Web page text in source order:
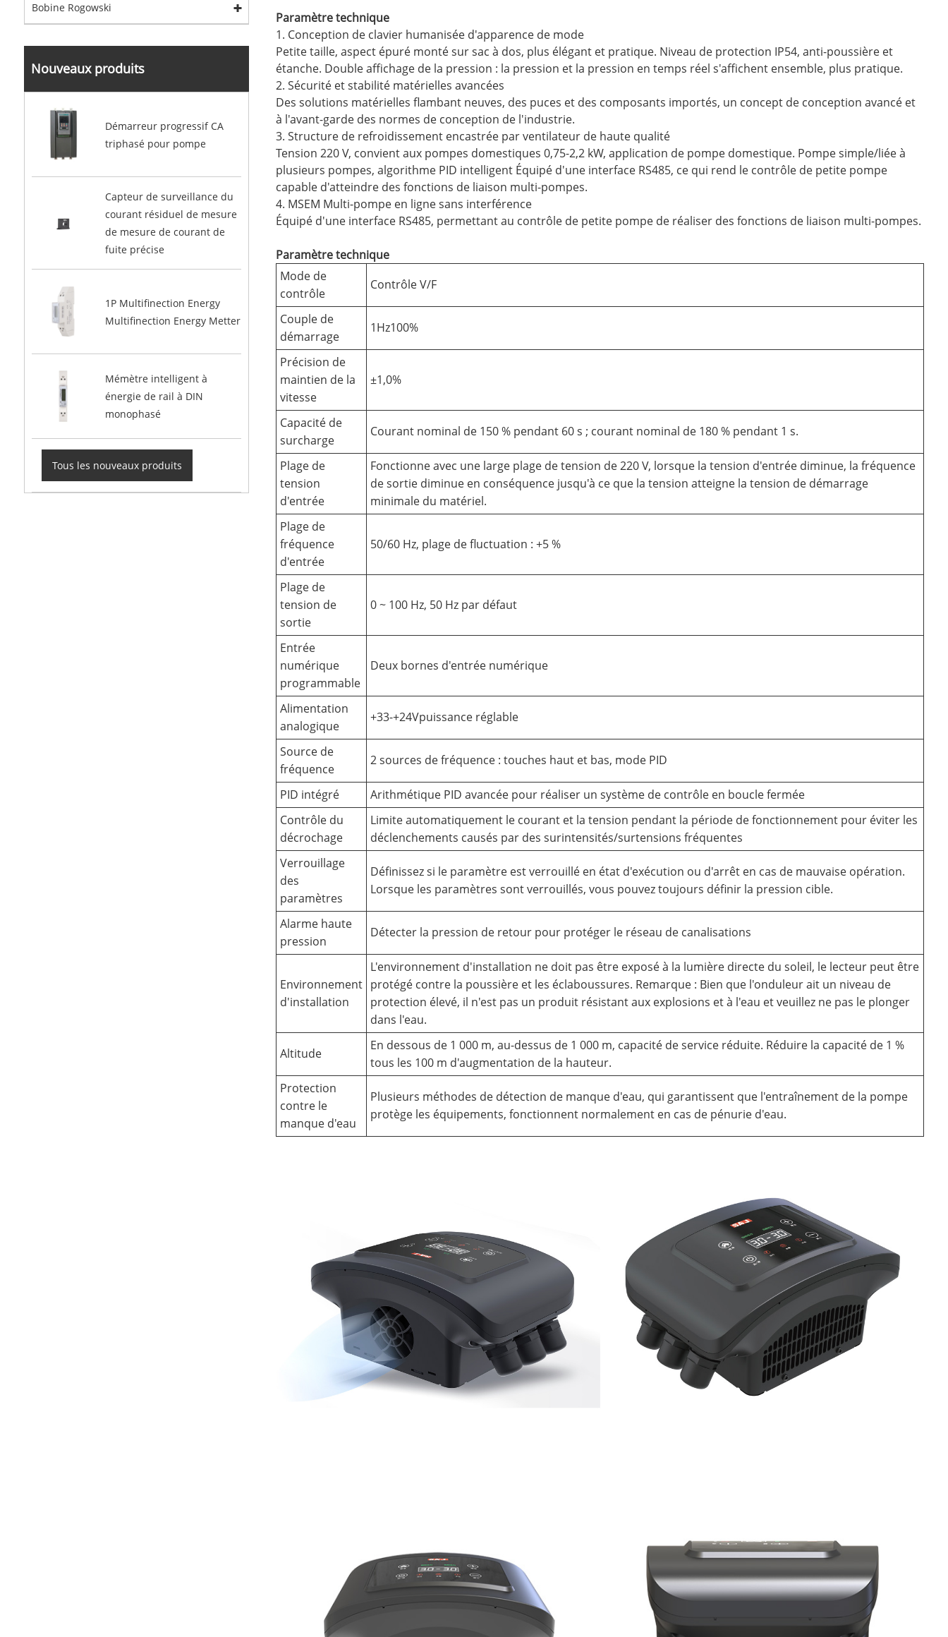
Bobine Rogowski
Nouveaux produits
Démarreur progressif CA
triphasé pour pompe
Capteur de surveillance du
courant résiduel de mesure
de mesure de courant de
fuite précise
1P Multifinection Energy
Multifinection Energy Metter
Mémètre intelligent à
énergie de rail à DIN
monophasé
Tous les nouveaux produits
Paramètre technique
1. Conception de clavier humanisée d'apparence de mode
Petite taille, aspect épuré monté sur sac à dos, plus élégant et pratique. Niveau de protection IP54, anti-poussière et
étanche. Double affichage de la pression : la pression et la pression en temps réel s'affichent ensemble, plus pratique.
2. Sécurité et stabilité matérielles avancées
Des solutions matérielles flambant neuves, des puces et des composants importés, un concept de conception avancé et
à l'avant-garde des normes de conception de l'industrie.
3. Structure de refroidissement encastrée par ventilateur de haute qualité
Tension 220 V, convient aux pompes domestiques 0,75-2,2 kW, application de pompe domestique. Pompe simple/liée à
plusieurs pompes, algorithme PID intelligent Équipé d'une interface RS485, ce qui rend le contrôle de petite pompe
capable d'atteindre des fonctions de liaison multi-pompes.
4. MSEM Multi-pompe en ligne sans interférence
Équipé d'une interface RS485, permettant au contrôle de petite pompe de réaliser des fonctions de liaison multi-pompes.
Paramètre technique
Mode de
contrôle
Contrôle V/F
Couple de
démarrage
1Hz100%
Précision de
maintien de la
vitesse
±1,0%
Capacité de
surcharge
Courant nominal de 150 % pendant 60 s ; courant nominal de 180 % pendant 1 s.
Plage de
tension
d'entrée
Fonctionne avec une large plage de tension de 220 V, lorsque la tension d'entrée diminue, la fréquence
de sortie diminue en conséquence jusqu'à ce que la tension atteigne la tension de démarrage
minimale du matériel.
Plage de
fréquence
d'entrée
50/60 Hz, plage de fluctuation : +5 %
Plage de
tension de
sortie
0 ~ 100 Hz, 50 Hz par défaut
Entrée
numérique
programmable
Deux bornes d'entrée numérique
Alimentation
analogique
+33-+24Vpuissance réglable
Source de
fréquence
2 sources de fréquence : touches haut et bas, mode PID
PID intégré
Arithmétique PID avancée pour réaliser un système de contrôle en boucle fermée
Contrôle du
décrochage
Limite automatiquement le courant et la tension pendant la période de fonctionnement pour éviter les
déclenchements causés par des surintensités/surtensions fréquentes
Verrouillage
des
paramètres
Définissez si le paramètre est verrouillé en état d'exécution ou d'arrêt en cas de mauvaise opération.
Lorsque les paramètres sont verrouillés, vous pouvez toujours définir la pression cible.
Alarme haute
pression
Détecter la pression de retour pour protéger le réseau de canalisations
Environnement
d'installation
L'environnement d'installation ne doit pas être exposé à la lumière directe du soleil, le lecteur peut être
protégé contre la poussière et les éclaboussures. Remarque : Bien que l'onduleur ait un niveau de
protection élevé, il n'est pas un produit résistant aux explosions et à l'eau et veuillez ne pas le plonger
dans l'eau.
Altitude
En dessous de 1 000 m, au-dessus de 1 000 m, capacité de service réduite. Réduire la capacité de 1 %
tous les 100 m d'augmentation de la hauteur.
Protection
contre le
manque d'eau
Plusieurs méthodes de détection de manque d'eau, qui garantissent que l'entraînement de la pompe
protège les équipements, fonctionnent normalement en cas de pénurie d'eau.